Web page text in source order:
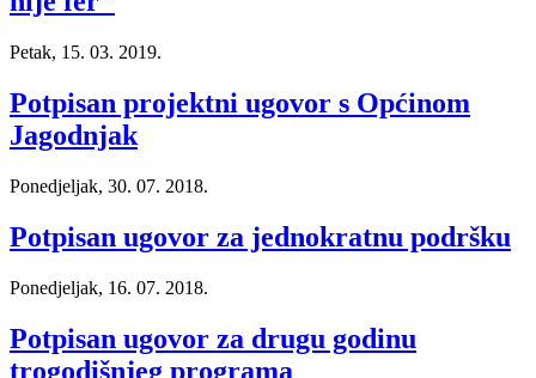
Petak, 15. 03. 2019.
Potpisan projektni ugovor s Općinom
Jagodnjak
Ponedjeljak, 30. 07. 2018.
Potpisan ugovor za jednokratnu podršku
Ponedjeljak, 16. 07. 2018.
Potpisan ugovor za drugu godinu
trogodišnjeg programa